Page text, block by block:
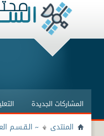
المشاركات الجديدة
المنتدى ~ الـقـسـم